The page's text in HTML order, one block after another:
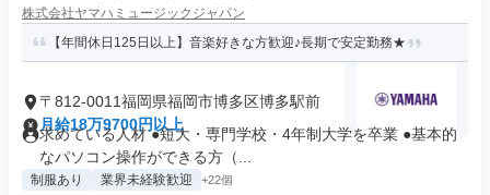
株式会社ヤマハミュージックジャパン
【年間休日125日以上】音楽好きな方歓迎♪長期で安定勤務★
〒812-0011福岡県福岡市博多区博多駅前
月給18万9700円以上
求めている人材 ●短大・専門学校・4年制大学を卒業 ●基本的
なパソコン操作ができる方（...
制服あり 業界未経験歓迎 +22個